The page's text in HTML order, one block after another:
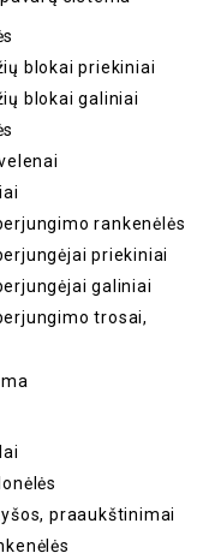
blokai priekiniai
blokai galiniai
rankenėlės
priekiniai
galiniai
trosai,
praaukštinimai